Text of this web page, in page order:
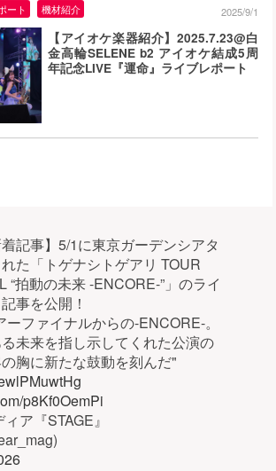
【アイオケ楽器紹介】2025.7.23@白
金高輪SELENE b2 アイオケ結成5周
年記念LIVE『運命』ライブレポート
ート 機材紹介 2025/9/1
着記事】5/1に東京ガーデンシアタ
た「トゲナシトゲアリ TOUR
“拍動の未来 -ENCORE-”」のライ
事を公開！
ファイナルからの-ENCORE-。
未来を指し示してくれた公演の
胸に新たな鼓動を刻んだ"
p8Kf0OemPi
ア『STAGE』